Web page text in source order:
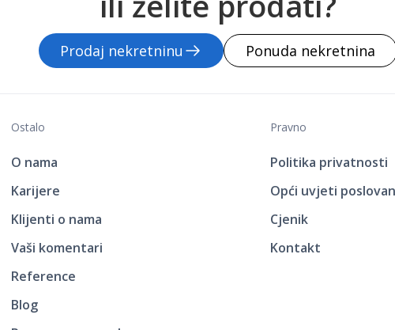
Prodaj nekretninu Ponuda nekretnina
Ostalo
O nama
Karijere
Klijenti o nama
Vaši komentari
Reference
Blog
Pravno
Politika privatnosti
Opći uvjeti
Cjenik
Kontakt